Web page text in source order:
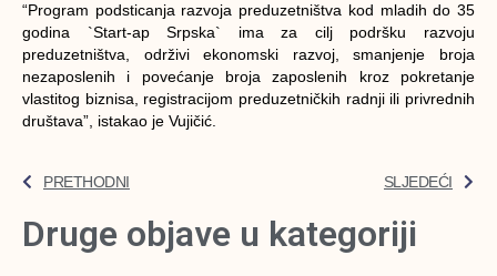
“Program podsticanja razvoja preduzetništva kod mladih do 35
godina `Start-ap Srpska` ima za cilj podršku razvoju
preduzetništva, održivi ekonomski razvoj, smanjenje broja
nezaposlenih i povećanje broja zaposlenih kroz pokretanje
vlastitog biznisa, registracijom preduzetničkih radnji ili privrednih
društava”, istakao je Vujičić.
PRETHODNI SLJEDEĆI
Druge objave u kategoriji